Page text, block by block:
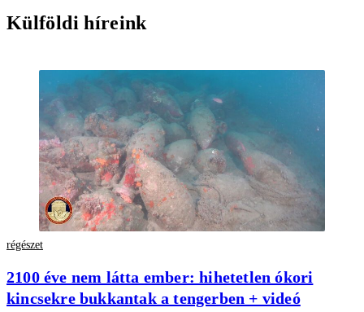
Külföldi híreink
régészet
2100 éve nem látta ember: hihetetlen ókori
kincsekre bukkantak a tengerben + videó